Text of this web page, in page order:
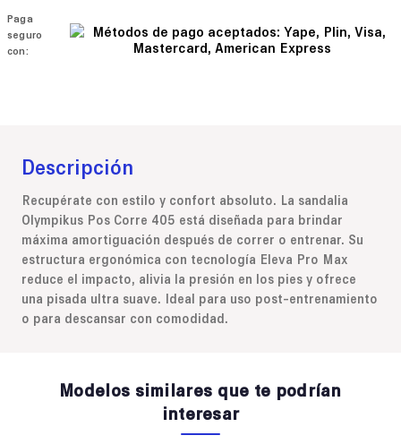
Paga
seguro
con:
Descripción
Recupérate con estilo y confort absoluto. La sandalia
Olympikus Pos Corre 405 está diseñada para brindar
máxima amortiguación después de correr o entrenar. Su
estructura ergonómica con tecnología Eleva Pro Max
reduce el impacto, alivia la presión en los pies y ofrece
una pisada ultra suave. Ideal para uso post-entrenamiento
o para descansar con comodidad.
Modelos similares que te podrían
interesar